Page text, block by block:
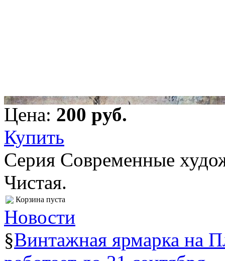
Цена: 200 pуб.
Купить
Серия Современные
Чистая.
Корзина пуста
Новости
§Винтажная ярмарка на